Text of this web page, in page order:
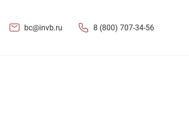
bc@invb.ru 8 (800) 707-34-56